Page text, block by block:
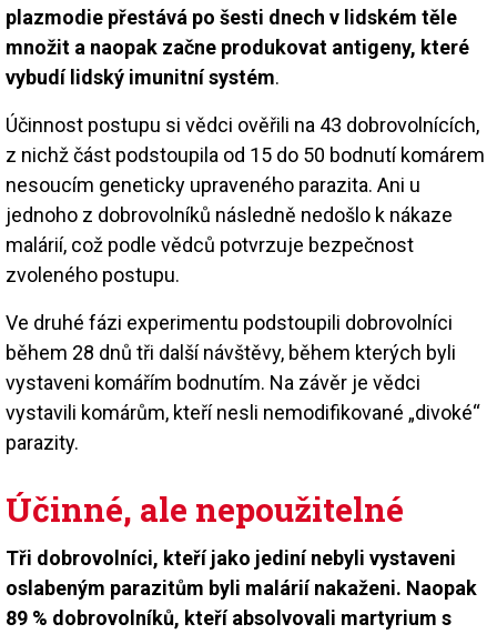
plazmodie přestává po šesti dnech v lidském těle
množit a naopak začne produkovat antigeny, které
vybudí lidský imunitní systém.
Účinnost postupu si vědci ověřili na 43 dobrovolnících,
z nichž část podstoupila od 15 do 50 bodnutí komárem
nesoucím geneticky upraveného parazita. Ani u
jednoho z dobrovolníků následně nedošlo k nákaze
malárií, což podle vědců potvrzuje bezpečnost
zvoleného postupu.
Ve druhé fázi experimentu podstoupili dobrovolníci
během 28 dnů tři další návštěvy, během kterých byli
vystaveni komářím bodnutím. Na závěr je vědci
vystavili komárům, kteří nesli nemodifikované „divoké“
parazity.
Účinné, ale nepoužitelné
Tři dobrovolníci, kteří jako jediní nebyli vystaveni
oslabeným parazitům byli malárií nakaženi. Naopak
89 % dobrovolníků, kteří absolvovali martyrium s